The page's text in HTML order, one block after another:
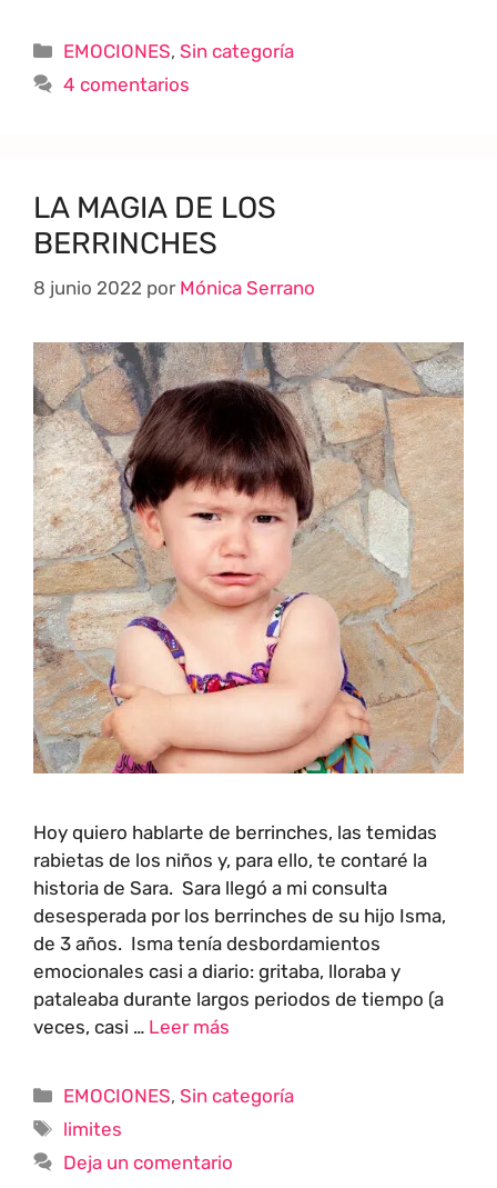
EMOCIONES,Sin categoría
4 comentarios
LA MAGIA DE LOS
BERRINCHES
8 junio 2022 por Mónica Serrano
Hoy quiero hablarte de berrinches, las temidas
rabietas de los niños y, para ello, te contaré la
historia de Sara. Sara llegó a mi consulta
desesperada por los berrinches de su hijo Isma,
de 3 años. Isma tenía desbordamientos
emocionales casi a diario: gritaba, lloraba y
pataleaba durante largos periodos de tiempo (a
veces, casi … Leer más
EMOCIONES,Sin categoría
limites
Deja un comentario